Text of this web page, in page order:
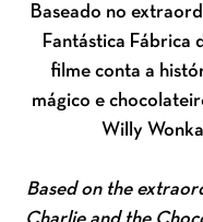
Baseado no
Fantástica Fábrica
filme conta a
mágico e
Willy
Based on the